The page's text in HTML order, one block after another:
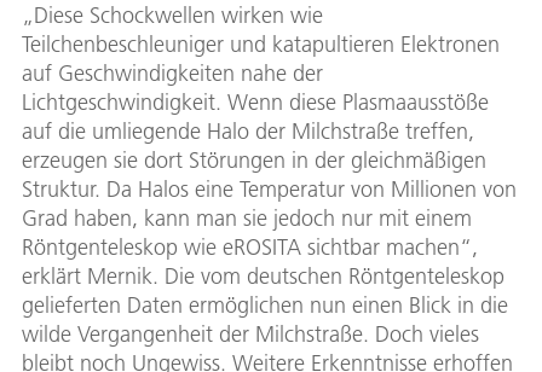
„Diese Schockwellen wirken wie
Teilchenbeschleuniger und katapultieren Elektronen
auf Geschwindigkeiten nahe der
Lichtgeschwindigkeit. Wenn diese Plasmaausstöße
auf die umliegende Halo der Milchstraße treffen,
erzeugen sie dort Störungen in der gleichmäßigen
Struktur. Da Halos eine Temperatur von Millionen von
Grad haben, kann man sie jedoch nur mit einem
Röntgenteleskop wie eROSITA sichtbar machen“,
erklärt Mernik. Die vom deutschen Röntgenteleskop
gelieferten Daten ermöglichen nun einen Blick in die
wilde Vergangenheit der Milchstraße. Doch vieles
bleibt noch Ungewiss. Weitere Erkenntnisse erhoffen